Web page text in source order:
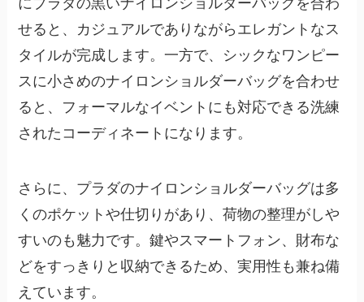
にプラダの黒いナイロンショルダーバッグを合わ
せると、カジュアルでありながらエレガントなス
タイルが完成します。一方で、シックなワンピー
スに小さめのナイロンショルダーバッグを合わせ
ると、フォーマルなイベントにも対応できる洗練
されたコーディネートになります。
さらに、プラダのナイロンショルダーバッグは多
くのポケットや仕切りがあり、荷物の整理がしや
すいのも魅力です。鍵やスマートフォン、財布な
どをすっきりと収納できるため、実用性も兼ね備
えています。